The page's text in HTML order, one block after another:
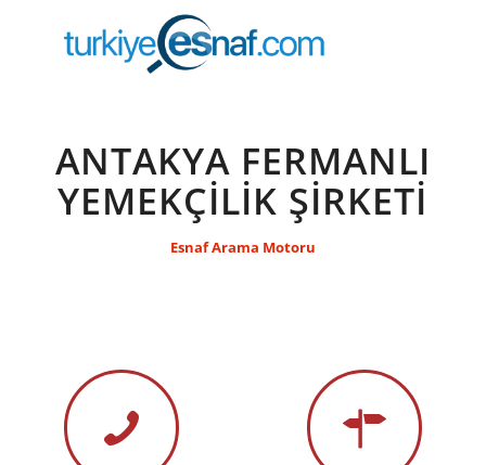
ANTAKYA FERMANLI
YEMEKÇİLİK ŞİRKETİ
Esnaf Arama Motoru